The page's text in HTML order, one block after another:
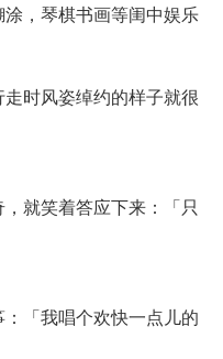
，琴棋书画等闺中娱乐
时风姿绰约的样子就很
就笑着答应下来：「只
「我唱个欢快一点儿的